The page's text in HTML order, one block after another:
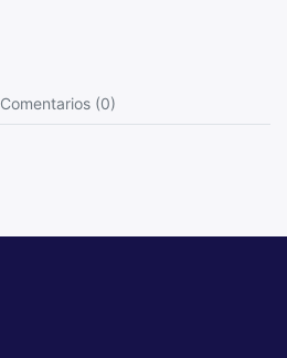
Comentarios (0)